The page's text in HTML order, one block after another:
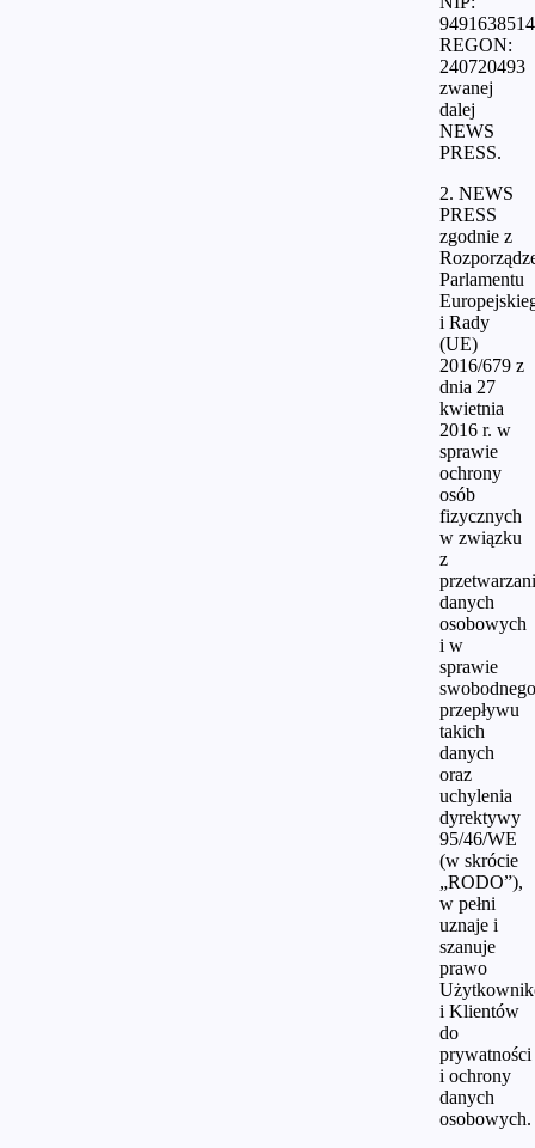
REGON:
240720493
zwanej
dalej
NEWS
PRESS.
2. NEWS
PRESS
zgodnie z
Parlamentu
i Rady
(UE)
2016/679 z
dnia 27
kwietnia
2016 r. w
sprawie
ochrony
osób
fizycznych
w związku
z
danych
osobowych
i w
sprawie
swobodnego
przepływu
takich
danych
oraz
uchylenia
dyrektywy
95/46/WE
(w skrócie
„RODO”),
w pełni
uznaje i
szanuje
prawo
i Klientów
do
prywatności
i ochrony
danych
osobowych.